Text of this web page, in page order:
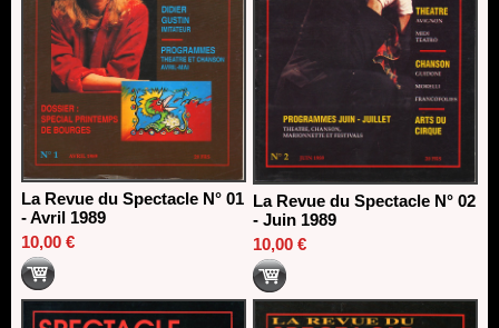
La Revue du Spectacle N° 01
- Avril 1989
10,00 €
La Revue du Spectacle N° 02
- Juin 1989
10,00 €